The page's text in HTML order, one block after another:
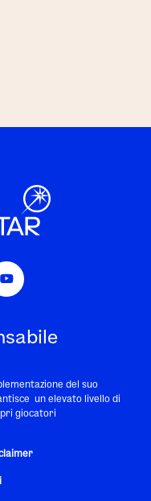
del suo
un elevato livello di
giocatori